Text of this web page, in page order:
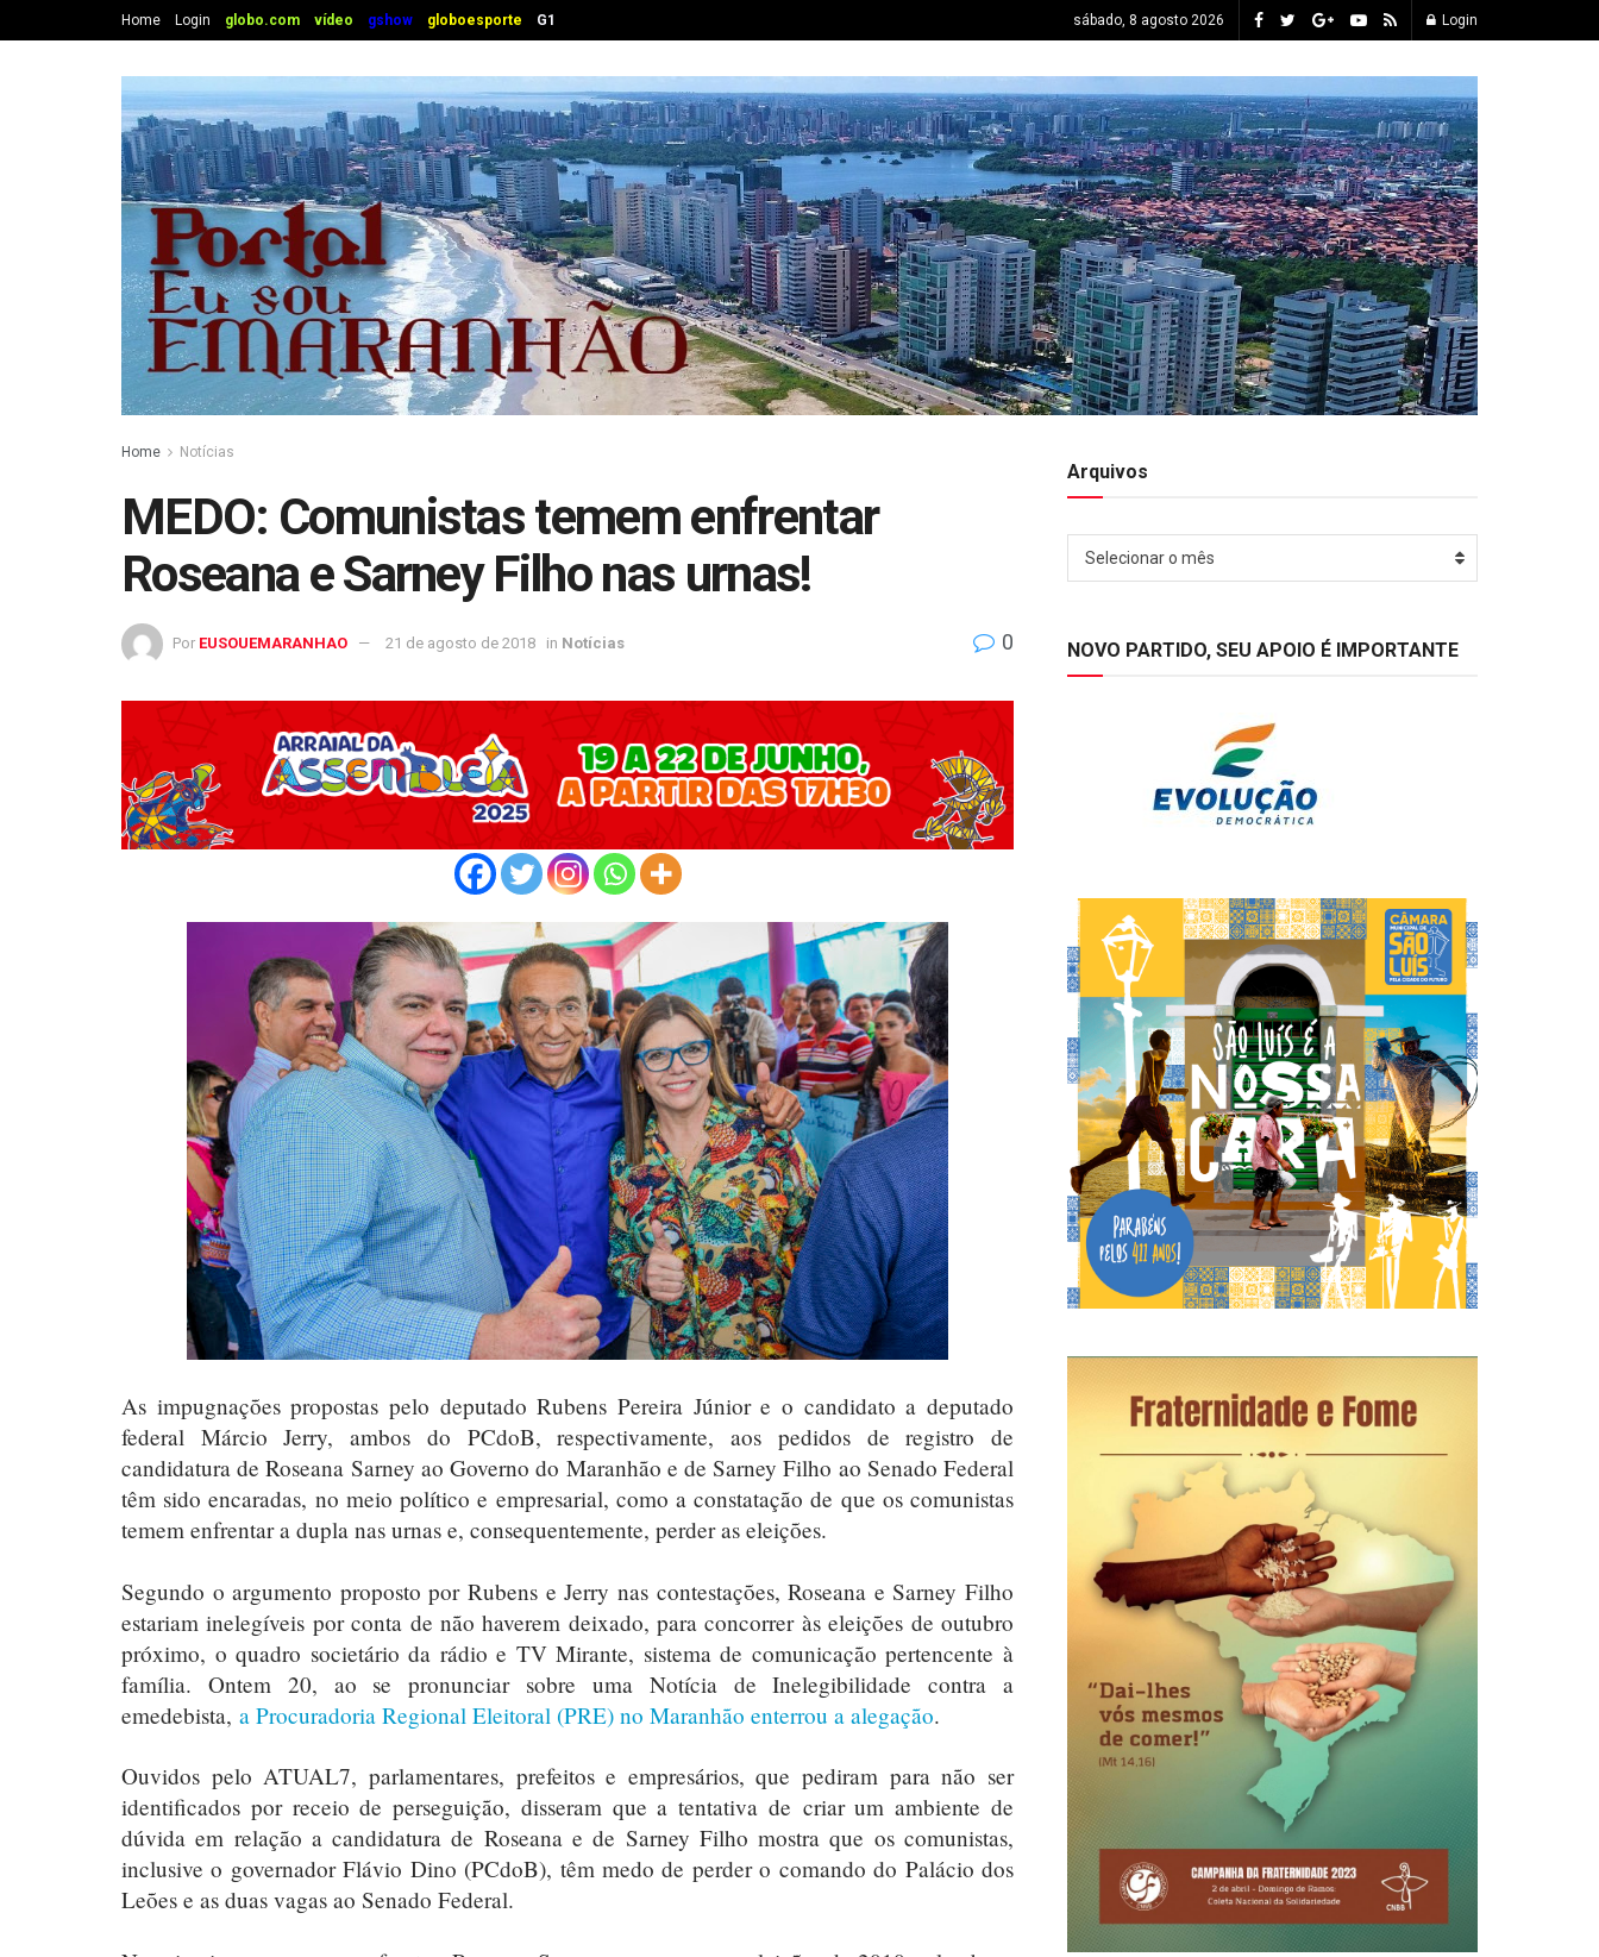
Home Login globo.com vídeo gshow globoesporte G1 sábado, 8 agosto 2026 Login
Home Notícias
MEDO: Comunistas temem enfrentar
Roseana e Sarney Filho nas urnas!
Por EUSOUEMARANHAO 21 de agosto de 2018 in Notícias 0
As impugnações propostas pelo deputado Rubens Pereira Júnior e o candidato a deputado
federal Márcio Jerry, ambos do PCdoB, respectivamente, aos pedidos de registro de
candidatura de Roseana Sarney ao Governo do Maranhão e de Sarney Filho ao Senado Federal
têm sido encaradas, no meio político e empresarial, como a constatação de que os comunistas
temem enfrentar a dupla nas urnas e, consequentemente, perder as eleições.
Segundo o argumento proposto por Rubens e Jerry nas contestações, Roseana e Sarney Filho
estariam inelegíveis por conta de não haverem deixado, para concorrer às eleições de outubro
próximo, o quadro societário da rádio e TV Mirante, sistema de comunicação pertencente à
família. Ontem 20, ao se pronunciar sobre uma Notícia de Inelegibilidade contra a
emedebista, a Procuradoria Regional Eleitoral (PRE) no Maranhão enterrou a alegação.
Ouvidos pelo ATUAL7, parlamentares, prefeitos e empresários, que pediram para não ser
identificados por receio de perseguição, disseram que a tentativa de criar um ambiente de
dúvida em relação a candidatura de Roseana e de Sarney Filho mostra que os comunistas,
inclusive o governador Flávio Dino (PCdoB), têm medo de perder o comando do Palácio dos
Leões e as duas vagas ao Senado Federal.
Arquivos
Selecionar o mês
NOVO PARTIDO, SEU APOIO É IMPORTANTE